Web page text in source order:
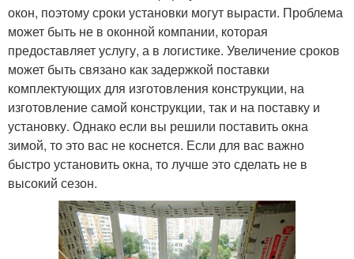
окон, поэтому сроки установки могут вырасти. Проблема
может быть не в оконной компании, которая
предоставляет услугу, а в логистике. Увеличение сроков
может быть связано как задержкой поставки
комплектующих для изготовления конструкции, на
изготовление самой конструкции, так и на поставку и
установку. Однако если вы решили поставить окна
зимой, то это вас не коснется. Если для вас важно
быстро установить окна, то лучше это сделать не в
высокий сезон.